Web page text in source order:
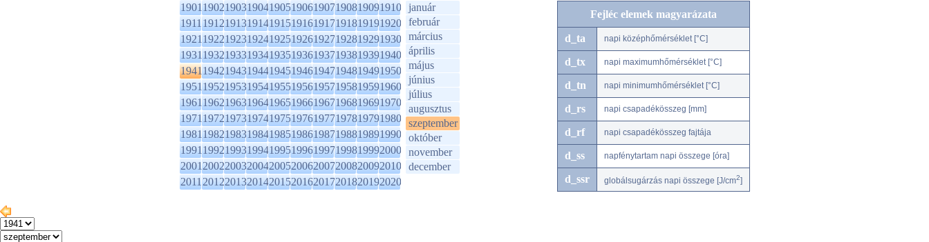
1901190219031904190519061907190819091910
1911191219131914191519161917191819191920
1921192219231924192519261927192819291930
1931193219331934193519361937193819391940
1941194219431944194519461947194819491950
1951195219531954195519561957195819591960
1961196219631964196519661967196819691970
1971197219731974197519761977197819791980
1981198219831984198519861987198819891990
1991199219931994199519961997199819992000
2001200220032004200520062007200820092010
2011201220132014201520162017201820192020
január
február
március
április
május
június
július
augusztus
szeptember
október
november
december
Fejléc elemek magyarázata
d_ta napi középhőmérséklet [°C]
d_tx napi maximumhőmérséklet [°C]
d_tn napi minimumhőmérséklet [°C]
d_rs napi csapadékösszeg [mm]
d_rf napi csapadékösszeg fajtája
d_ss napfénytartam napi összege [óra]
d_ssr globálsugárzás napi összege [J/cm2]